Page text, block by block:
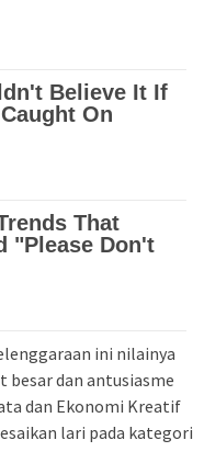
ini nilainya
besar dan antusiasme
dan Ekonomi Kreatif
lari pada kategori